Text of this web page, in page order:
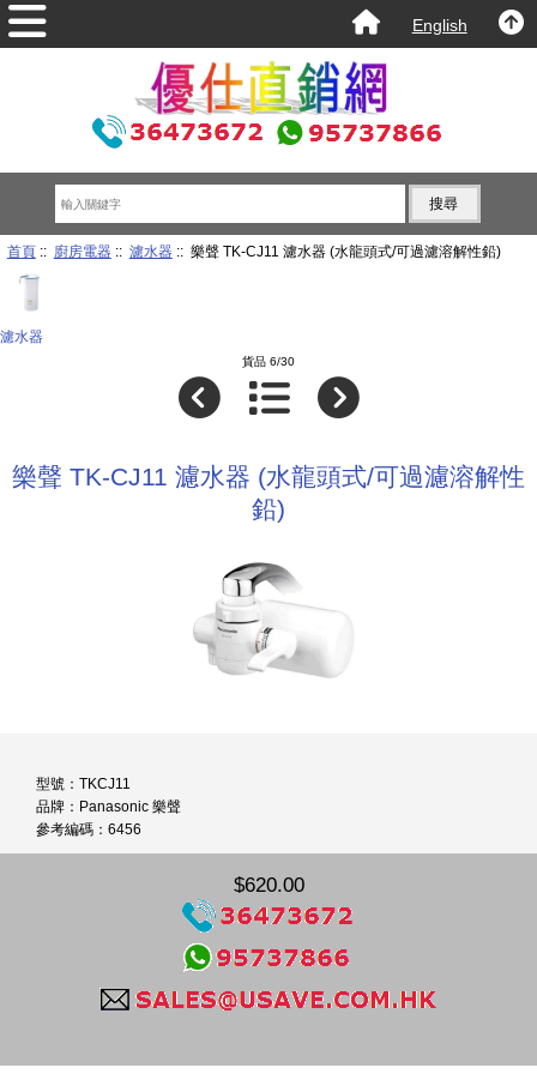
English
首頁:: 廚房電器:: 濾水器:: 樂聲 TK-CJ11 濾水器 (水龍頭式/可過濾溶解性鉛)
濾水器
貨品 6/30
樂聲 TK-CJ11 濾水器 (水龍頭式/可過濾溶解性
鉛)
型號：TKCJ11
品牌：Panasonic 樂聲
參考編碼：6456
$620.00